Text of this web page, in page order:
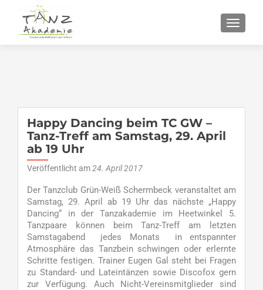
Happy Dancing beim TC GW –
Tanz-Treff am Samstag, 29. April
ab 19 Uhr
Veröffentlicht am24. April 2017
Der Tanzclub Grün-Weiß Schermbeck veranstaltet am
Samstag, 29. April ab 19 Uhr das nächste „Happy
Dancing“ in der Tanzakademie im Heetwinkel 5.
Tanzpaare können beim Tanz-Treff am letzten
Samstagabend jedes Monats in entspannter
Atmosphäre das Tanzbein schwingen oder erlernte
Schritte festigen. Trainer Eugen Gal steht bei Fragen
zu Standard- und Lateintänzen sowie Discofox gern
zur Verfügung. Auch Nicht-Vereinsmitglieder sind